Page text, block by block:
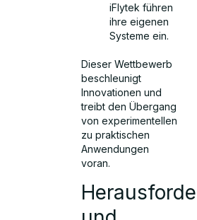
iFlytek führen
ihre eigenen
Systeme ein.
Dieser Wettbewerb
beschleunigt
Innovationen und
treibt den Übergang
von experimentellen
zu praktischen
Anwendungen
voran.